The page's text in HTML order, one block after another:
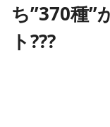
ち”370種”
ト???